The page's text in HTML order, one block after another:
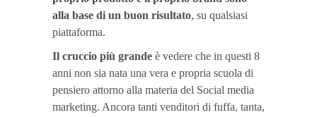
alla base di un buon risultato, su qualsiasi
piattaforma.
Il cruccio più grande è vedere che in questi 8
anni non sia nata una vera e propria scuola di
pensiero attorno alla materia del Social media
marketing. Ancora tanti venditori di fuffa, tanta,